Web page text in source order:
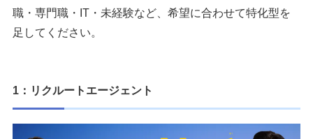
4：クライス＆カンパニー
【40代向け】職種・業種別おすすめ転職サイト
【40代】エンジニア希望におすすめの転職サイト
【40代】ITエンジニア希望におすすめの転職サイト
職・専門職・IT・未経験など、希望に合わせて特化型を
足してください。
1：リクルートエージェント